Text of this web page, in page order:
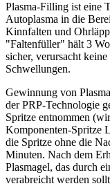
Plasma-Filling ist eine
Autoplasma in die
Kinnfalten und
"Faltenfüller" hält 3
sicher, verursacht
Schwellungen.
Gewinnung von
der PRP-Technologie
Spritze entnommen
Komponenten-Spritze
die Spritze ohne die
Minuten. Nach dem
Plasmagel, das durch
verabreicht werden